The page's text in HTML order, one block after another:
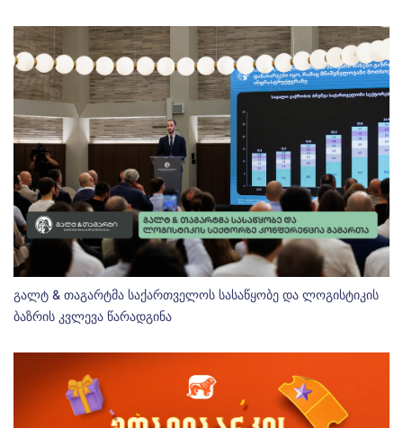
გალტ & თაგარტმა საქართველოს სასაწყობე და ლოგისტიკის
ბაზრის კვლევა წარადგინა